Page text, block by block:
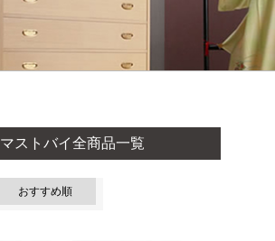
マストバイ全商品一覧